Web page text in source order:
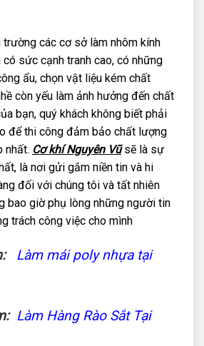
trường các cơ sở làm nhôm kính
có sức cạnh tranh cao, có những
ẩu, chọn vật liệu kém chất
còn yếu làm ảnh hưởng đến chất
bạn, quý khách không biết phải
để thi công đảm bảo chất lượng
nhất. Cơ khí Nguyên Vũsẽ là sự
là nơi gửi gắm niền tin và hi
đối với chúng tôi và tất nhiên
bao giờ phụ lòng những người tin
trách công việc cho mình
Làm mái poly nhựa tại
Làm Hàng Rào Sắt Tại